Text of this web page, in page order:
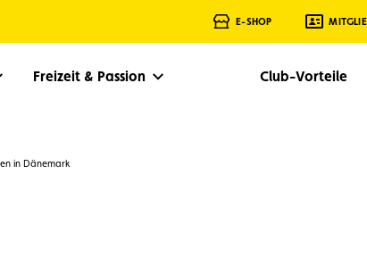
E-SHOP
Freizeit & Passion Club-Vorteile
in Dänemark